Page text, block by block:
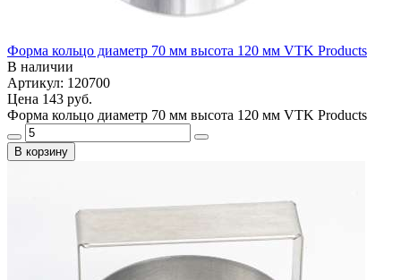
Форма кольцо диаметр 70 мм высота 120 мм VTK Products
В наличии
Артикул: 120700
Цена 143 руб.
Форма кольцо диаметр 70 мм высота 120 мм VTK Products
В корзину